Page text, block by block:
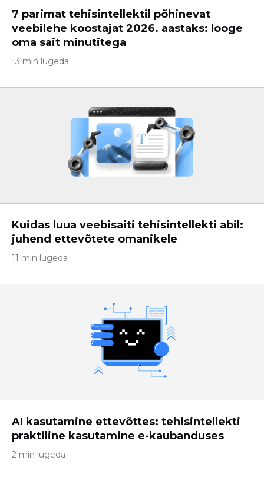
7 parimat tehisintellektil põhinevat
veebilehe koostajat 2026. aastaks: looge
oma sait minutitega
13 min lugeda
Kuidas luua veebisaiti tehisintellekti abil:
juhend ettevõtete omanikele
11 min lugeda
AI kasutamine ettevõttes: tehisintellekti
praktiline kasutamine e-kaubanduses
2 min lugeda